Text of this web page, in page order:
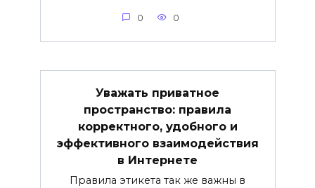
0 0
Уважать приватное
пространство: правила
корректного, удобного и
эффективного взаимодействия
в Интернете
Правила этикета так же важны в